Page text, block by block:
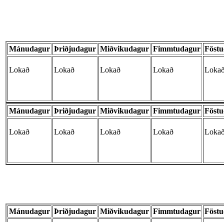
Mánudagur Þriðjudagur Miðvikudagur Fimmtudagur
Lokað Lokað Lokað Lokað
Mánudagur Þriðjudagur Miðvikudagur Fimmtudagur
Lokað Lokað Lokað Lokað
Mánudagur Þriðjudagur Miðvikudagur Fimmtudagur